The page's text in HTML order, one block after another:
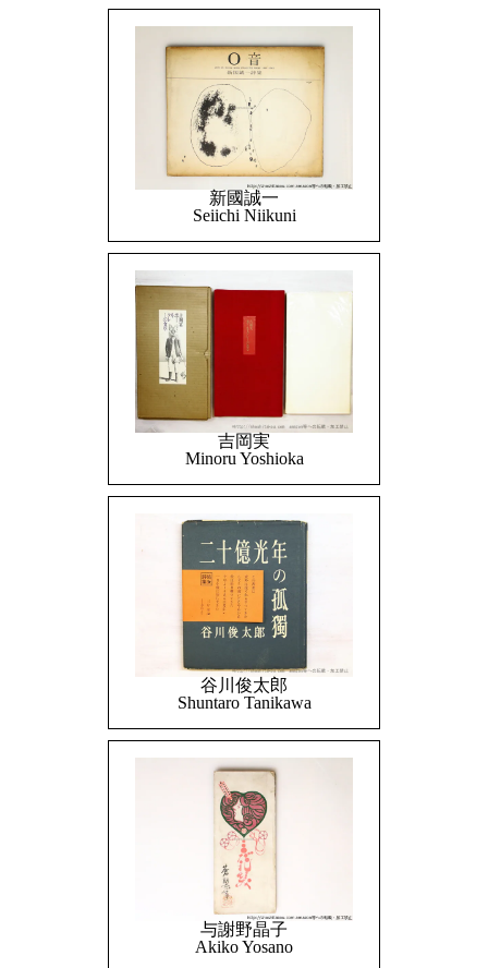
新國誠一
Seiichi Niikuni
吉岡実
Minoru Yoshioka
谷川俊太郎
Shuntaro Tanikawa
与謝野晶子
Akiko Yosano